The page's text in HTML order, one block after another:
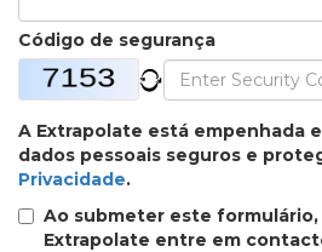
Código de segurança
A Extrapolate está empenhada
dados pessoais seguros e
Privacidade.
Ao submeter este
Extrapolate entre em